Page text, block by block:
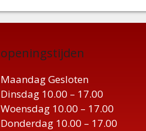
openingstijden
Maandag Gesloten
Dinsdag 10.00 – 17.00
Woensdag 10.00 – 17.00
Donderdag 10.00 – 17.00